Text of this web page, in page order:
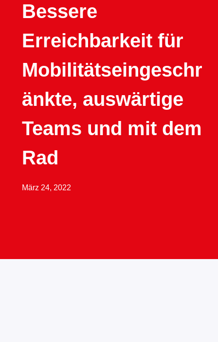
Bessere
Erreichbarkeit für
Mobilitätseingeschr
änkte, auswärtige
Teams und mit dem
Rad
März 24, 2022